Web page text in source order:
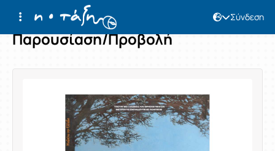
Σύνδεση
Παρουσίαση/Προβολή